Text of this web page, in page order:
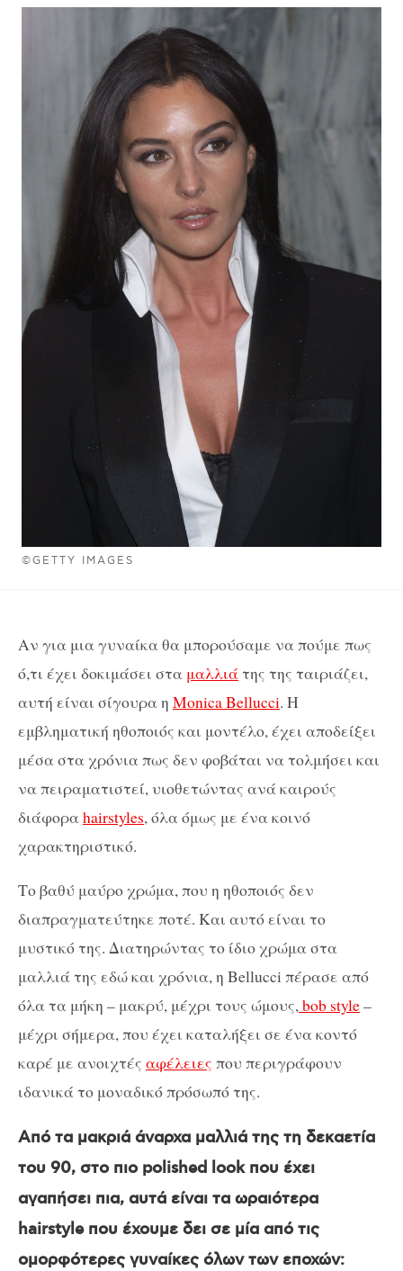
©GETTY IMAGES
Αν για μια γυναίκα θα μπορούσαμε να πούμε πως
ό,τι έχει δοκιμάσει στα μαλλιάτης της ταιριάζει,
αυτή είναι σίγουρα η Monica Bellucci. Η
εμβληματική ηθοποιός και μοντέλο, έχει αποδείξει
μέσα στα χρόνια πως δεν φοβάται να τολμήσει και
να πειραματιστεί, υιοθετώντας ανά καιρούς
διάφοραhairstyles, όλα όμως με ένα κοινό
χαρακτηριστικό.
Το βαθύ μαύρο χρώμα, που η ηθοποιός δεν
διαπραγματεύτηκε ποτέ. Και αυτό είναι το
μυστικό της. Διατηρώντας το ίδιο χρώμα στα
μαλλιά της εδώ και χρόνια, η Bellucci πέρασε από
όλα τα μήκη – μακρύ, μέχρι τους ώμους,bob style–
μέχρι σήμερα, που έχει καταλήξει σε ένα κοντό
καρέ με ανοιχτές αφέλειες που περιγράφουν
ιδανικά το μοναδικό πρόσωπό της.
Από τα μακριά άναρχα μαλλιά της τη δεκαετία
του 90, στο πιο polished look που έχει
αγαπήσει πια, αυτά είναι τα ωραιότερα
hairstyle που έχουμε δει σε μία από τις
ομορφότερες γυναίκες όλων των εποχών: